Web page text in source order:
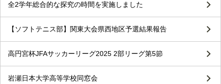
全2学年総合的な探究の時間を実施しました
【ソフトテニス部】関東大会県西地区予選結果報告
高円宮杯JFAサッカーリーグ2025 2部リーグ第5節
岩瀬日本大学高等学校同窓会